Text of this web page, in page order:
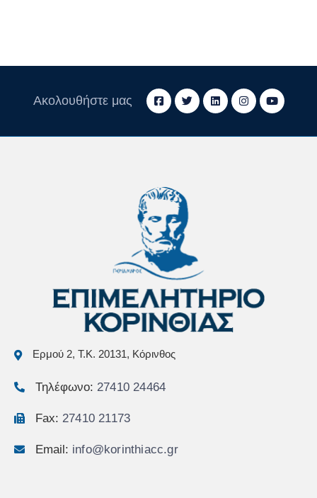
Ακολουθήστε μας
Ερμού 2, Τ.Κ. 20131, Κόρινθος
Τηλέφωνο: 27410 24464
Fax: 27410 21173
Email: info@korinthiacc.gr